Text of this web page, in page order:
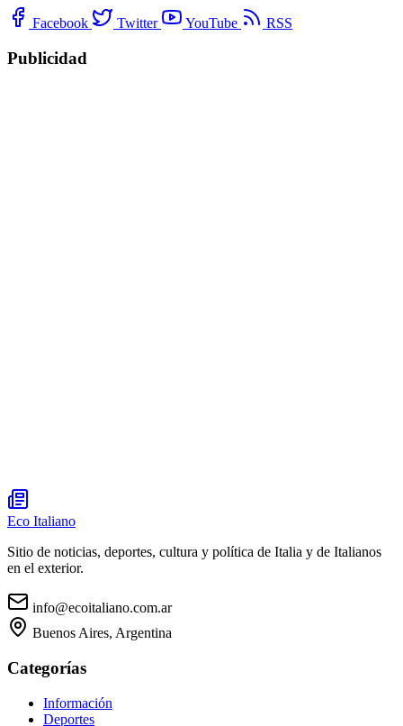
Facebook Twitter YouTube RSS
Publicidad
Eco Italiano
Sitio de noticias, deportes, cultura y política de Italia y de Italianos
en el exterior.
info@ecoitaliano.com.ar
Buenos Aires, Argentina
Categorías
Información
Deportes